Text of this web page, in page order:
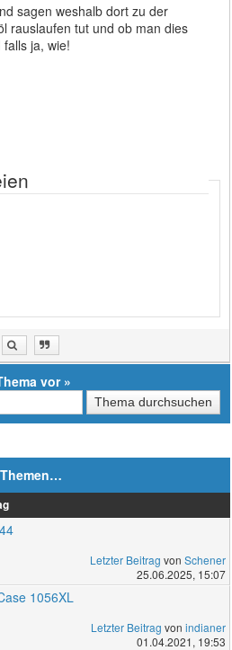
sagen weshalb dort zu der
rauslaufen tut und ob man dies
ja, wie!
vor»
Letzter Beitrag von Schener
25.06.2025, 15:07
1056XL
Letzter Beitrag von indianer
01.04.2021, 19:53